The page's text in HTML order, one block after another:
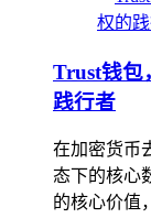
Trust钱包
践行者
在加密货币
态下的核心
的核心价值